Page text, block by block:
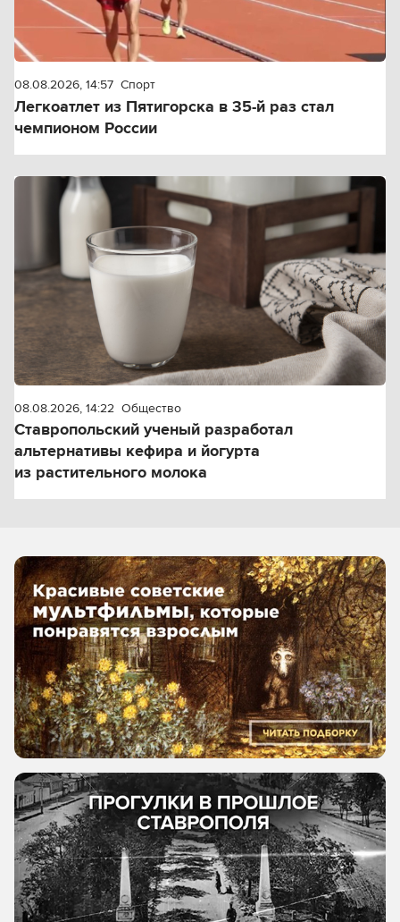
08.08.2026, 14:57 Спорт
Легкоатлет из Пятигорска в 35-й раз стал
чемпионом России
08.08.2026, 14:22 Общество
Ставропольский ученый разработал
альтернативы кефира и йогурта
из растительного молока